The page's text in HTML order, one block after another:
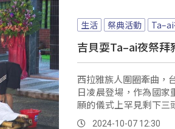
生活 祭典活動
吉貝耍Ta–ai夜祭拜
西拉雅族人圍圈牽曲，
日凌晨登場，作為國
願的儀式上罕見剩下三
據族人表示平均都有10
2024-10-07 12:30